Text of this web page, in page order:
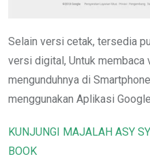
Selain versi cetak, tersedia
versi digital, Untuk membaca
mengunduhnya di
menggunakan Aplikasi
KUNJUNGI MAJALAH ASY
BOOK